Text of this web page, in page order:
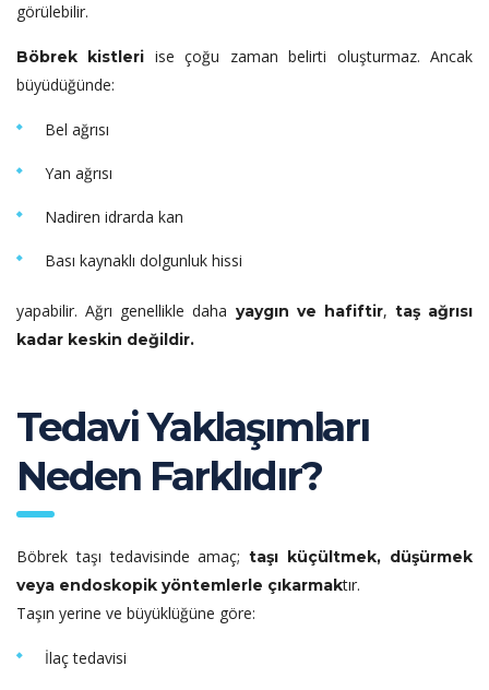
görülebilir.
Böbrek kistleri ise çoğu zaman belirti oluşturmaz. Ancak
büyüdüğünde:
Bel ağrısı
Yan ağrısı
Nadiren idrarda kan
Bası kaynaklı dolgunluk hissi
yapabilir. Ağrı genellikle daha yaygın ve hafiftir, taş ağrısı
kadar keskin değildir.
Tedavi Yaklaşımları
Neden Farklıdır?
Böbrek taşı tedavisinde amaç; taşı küçültmek, düşürmek
veya endoskopik yöntemlerle çıkarmaktır.
Taşın yerine ve büyüklüğüne göre:
İlaç tedavisi